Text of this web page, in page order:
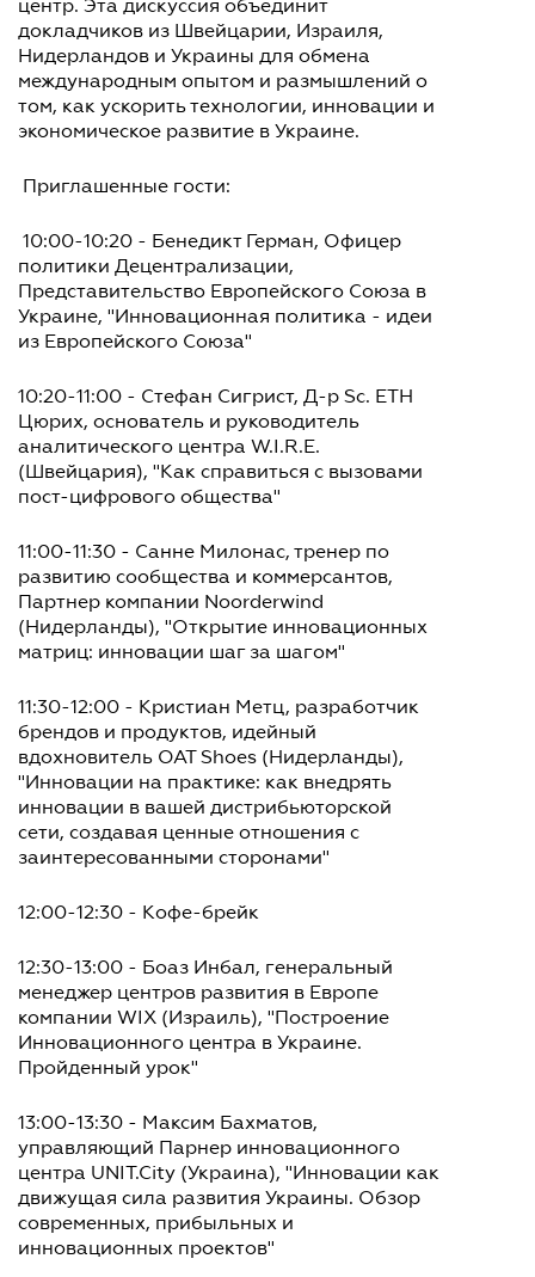
центр. Эта дискуссия объединит
докладчиков из Швейцарии, Израиля,
Нидерландов и Украины для обмена
международным опытом и размышлений о
том, как ускорить технологии, инновации и
экономическое развитие в Украине.
Приглашенные гости:
10:00-10:20 - Бенедикт Герман, Офицер
политики Децентрализации,
Представительство Европейского Союза в
Украине, "Инновационная политика - идеи
из Европейского Союза"
10:20-11:00 - Стефан Сигрист, Д-р Sc. ETH
Цюрих, основатель и руководитель
аналитического центра W.I.R.E.
(Швейцария), "Как справиться с вызовами
пост-цифрового общества"
11:00-11:30 - Санне Милонас, тренер по
развитию сообщества и коммерсантов,
Партнер компании Noorderwind
(Нидерланды), "Открытие инновационных
матриц: инновации шаг за шагом"
11:30-12:00 - Кристиан Метц, разработчик
брендов и продуктов, идейный
вдохновитель OAT Shoes (Нидерланды),
"Инновации на практике: как внедрять
инновации в вашей дистрибьюторской
сети, создавая ценные отношения с
заинтересованными сторонами"
12:00-12:30 - Кофе-брейк
12:30-13:00 - Боаз Инбал, генеральный
менеджер центров развития в Европе
компании WIX (Израиль), "Построение
Инновационного центра в Украине.
Пройденный урок"
13:00-13:30 - Максим Бахматов,
управляющий Парнер инновационного
центра UNIT.City (Украина), "Инновации как
движущая сила развития Украины. Обзор
современных, прибыльных и
инновационных проектов"